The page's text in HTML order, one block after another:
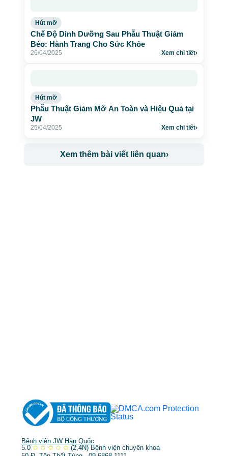
Hút mỡ
Chế Độ Dinh Dưỡng Sau Phẫu Thuật Giảm
Béo: Hành Trang Cho Sức Khỏe
26/04/2025 Xem chi tiết›
Hút mỡ
Phẫu Thuật Giảm Mỡ An Toàn và Hiệu Quả tại
JW
25/04/2025 Xem chi tiết›
Xem thêm bài viết liên quan›
Bệnh viện JW Hàn Quốc
5.0 ✩ ✩ ✩ ✩ ✩ (2,4N) Bệnh viện chuyên khoa